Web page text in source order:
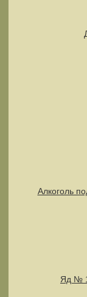
Алкоголь
Яд №